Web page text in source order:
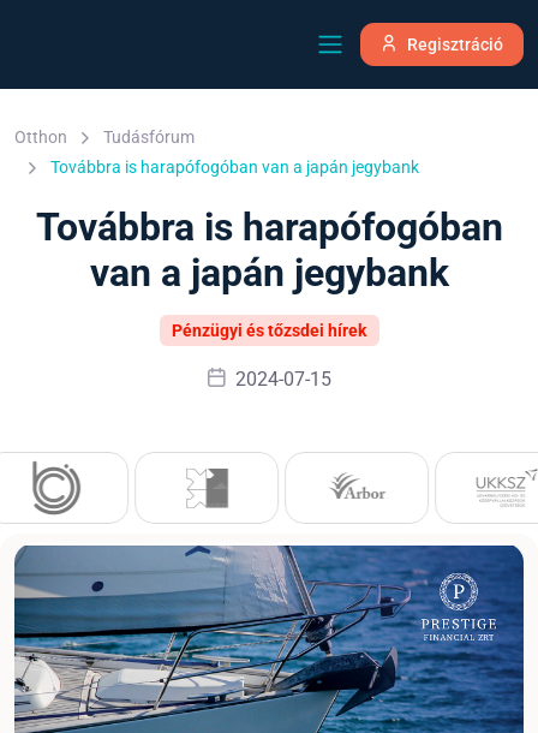
Regisztráció
Otthon
Tudásfórum
Továbbra is harapófogóban van a japán jegybank
Továbbra is harapófogóban
van a japán jegybank
Pénzügyi és tőzsdei hírek
2024-07-15